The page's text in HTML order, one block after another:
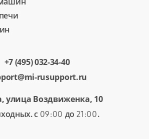
+7 (495) 032-34-40
rusupport.ru
улица Воздвиженка, 10
с 09:00 до 21:00.